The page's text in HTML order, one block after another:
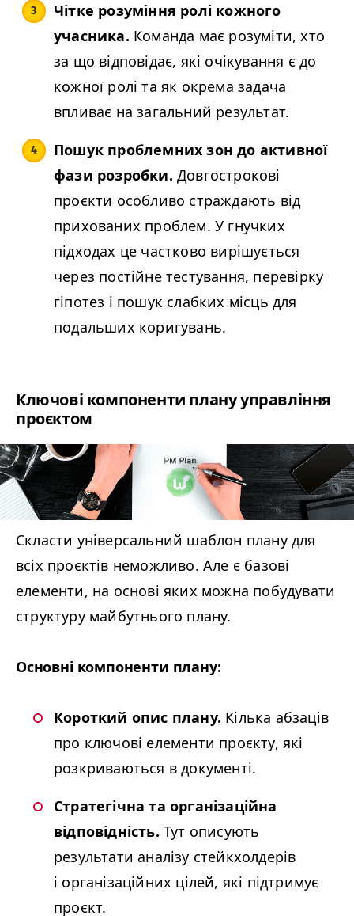
Чітке розуміння ролі кожного
учасника. Команда має розуміти, хто
за що відповідає, які очікування є до
кожної ролі та як окрема задача
впливає на загальний результат.
Пошук проблемних зон до активної
фази розробки. Довгострокові
проєкти особливо страждають від
прихованих проблем. У гнучких
підходах це частково вирішується
через постійне тестування, перевірку
гіпотез і пошук слабких місць для
подальших коригувань.
Ключові компоненти плану управління
проєктом
Скласти універсальний шаблон плану для
всіх проєктів неможливо. Але є базові
елементи, на основі яких можна побудувати
структуру майбутнього плану.
Основні компоненти плану:
Короткий опис плану. Кілька абзаців
про ключові елементи проєкту, які
розкриваються в документі.
Стратегічна та організаційна
відповідність. Тут описують
результати аналізу стейкхолдерів
і організаційних цілей, які підтримує
проєкт.